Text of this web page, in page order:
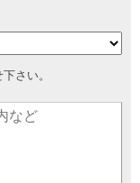
さい。